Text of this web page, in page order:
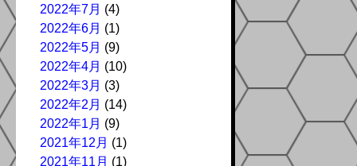
2022年7月 (4)
2022年6月 (1)
2022年5月 (9)
2022年4月 (10)
2022年3月 (3)
2022年2月 (14)
2022年1月 (9)
2021年12月 (1)
2021年11月 (1)